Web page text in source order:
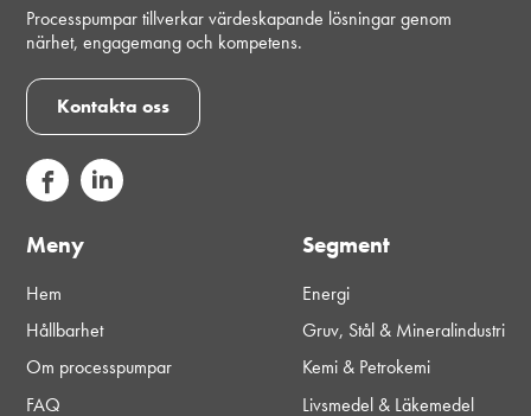
Processpumpar tillverkar värdeskapande lösningar genom
närhet, engagemang och kompetens.
Kontakta oss
Meny
Hem
Hållbarhet
Om processpumpar
FAQ
Segment
Energi
Gruv, Stål & Mineralindustri
Kemi & Petrokemi
Livsmedel & Läkemedel